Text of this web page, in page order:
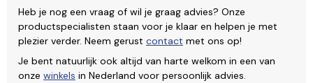
Heb je nog een vraag of wil je graag advies? Onze
productspecialisten staan voor je klaar en helpen je met
plezier verder. Neem gerust contact met ons op!
Je bent natuurlijk ook altijd van harte welkom in een van
onze winkels in Nederland voor persoonlijk advies.